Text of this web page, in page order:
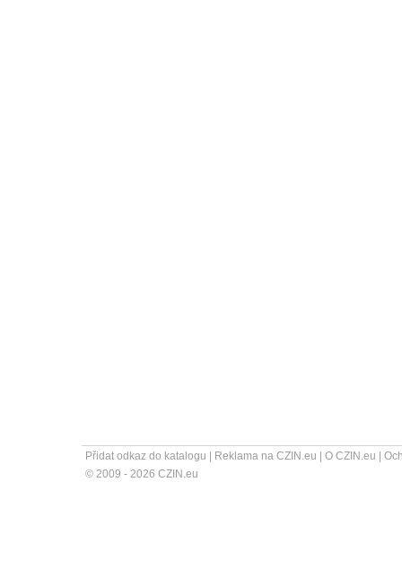
Přidat odkaz do katalogu Reklama na CZIN.eu O CZIN.eu
© 2009 - 2026 CZIN.eu